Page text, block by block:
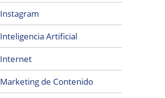
Instagram
Inteligencia Artificial
Internet
Marketing de Contenido